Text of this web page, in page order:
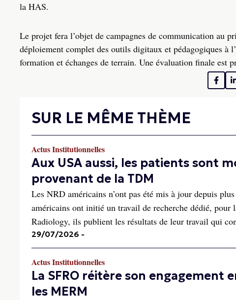
la HAS.
Le projet fera l’objet de campagnes de communication au
déploiement complet des outils digitaux et pédagogiques à
formation et échanges de terrain. Une évaluation finale est
SUR LE MÊME THÈME
Actus Institutionnelles
Aux USA aussi, les patients sont
provenant de la TDM
Les NRD américains n’ont pas été mis à jour depuis
américains ont initié un travail de recherche dédié,
Radiology, ils publient les résultats de leur travail qui
29/07/2026 -
Actus Institutionnelles
La SFRO réitère son engagement
les MERM